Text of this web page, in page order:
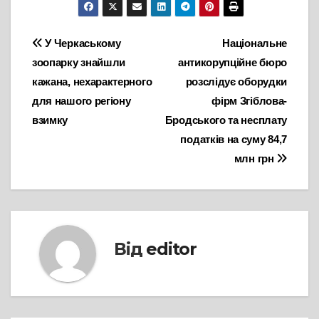
Навігація
записів
Національне
антикорупційне бюро
розслідує оборудки
фірм Згіблова-
Бродського та несплату
податків на суму 84,7
млн грн
У Черкаському
зоопарку знайшли
кажана, нехарактерного
для нашого регіону
взимку
Від editor